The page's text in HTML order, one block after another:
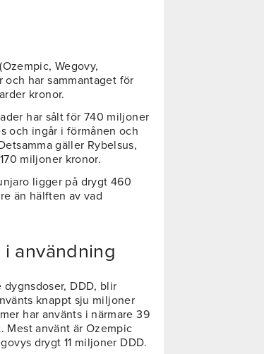
(Ozempic, Wegovy,
har sammantaget för
kronor.
har sålt för 740 miljoner
och ingår i förmånen och
gäller Rybelsus,
miljoner kronor.
ligger på drygt 460
än hälften av vad
användning
DDD, blir
knappt sju miljoner
har använts i närmare 39
Mest använt är Ozempic
drygt 11 miljoner DDD.